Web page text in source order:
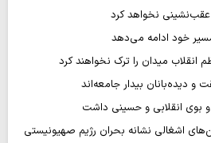
عقب‌نشینی نخواهد کرد
خود ادامه می‌دهد
انقلاب میدان را ترک نخواهند کرد
و دیده‌بانان بیدار جامعه‌اند
بوی انقلابی و حسینی داشت
اشغالی نشانه بحران رژیم صهیونیستی